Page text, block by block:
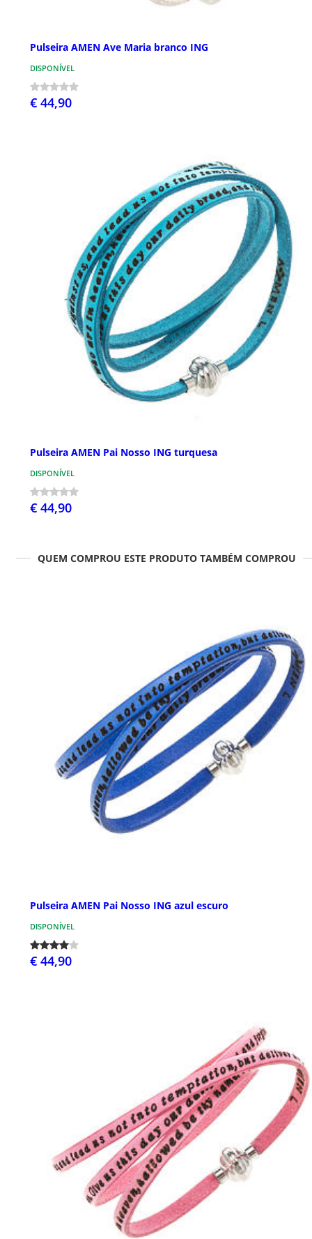
Pulseira AMEN Ave Maria branco ING
DISPONÍVEL
€ 44,90
Pulseira AMEN Pai Nosso ING turquesa
DISPONÍVEL
€ 44,90
QUEM COMPROU ESTE PRODUTO TAMBÉM COMPROU
Pulseira AMEN Pai Nosso ING azul escuro
DISPONÍVEL
€ 44,90